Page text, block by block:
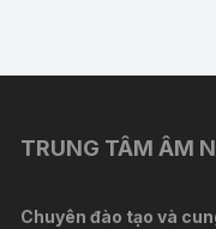
TRUNG TÂM ÂM
Chuyên đào tạo và